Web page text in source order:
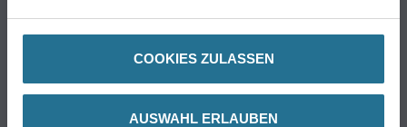
COOKIES ZULASSEN
AUSWAHL ERLAUBEN
Verbrauchsmaterialien
Unternehmen